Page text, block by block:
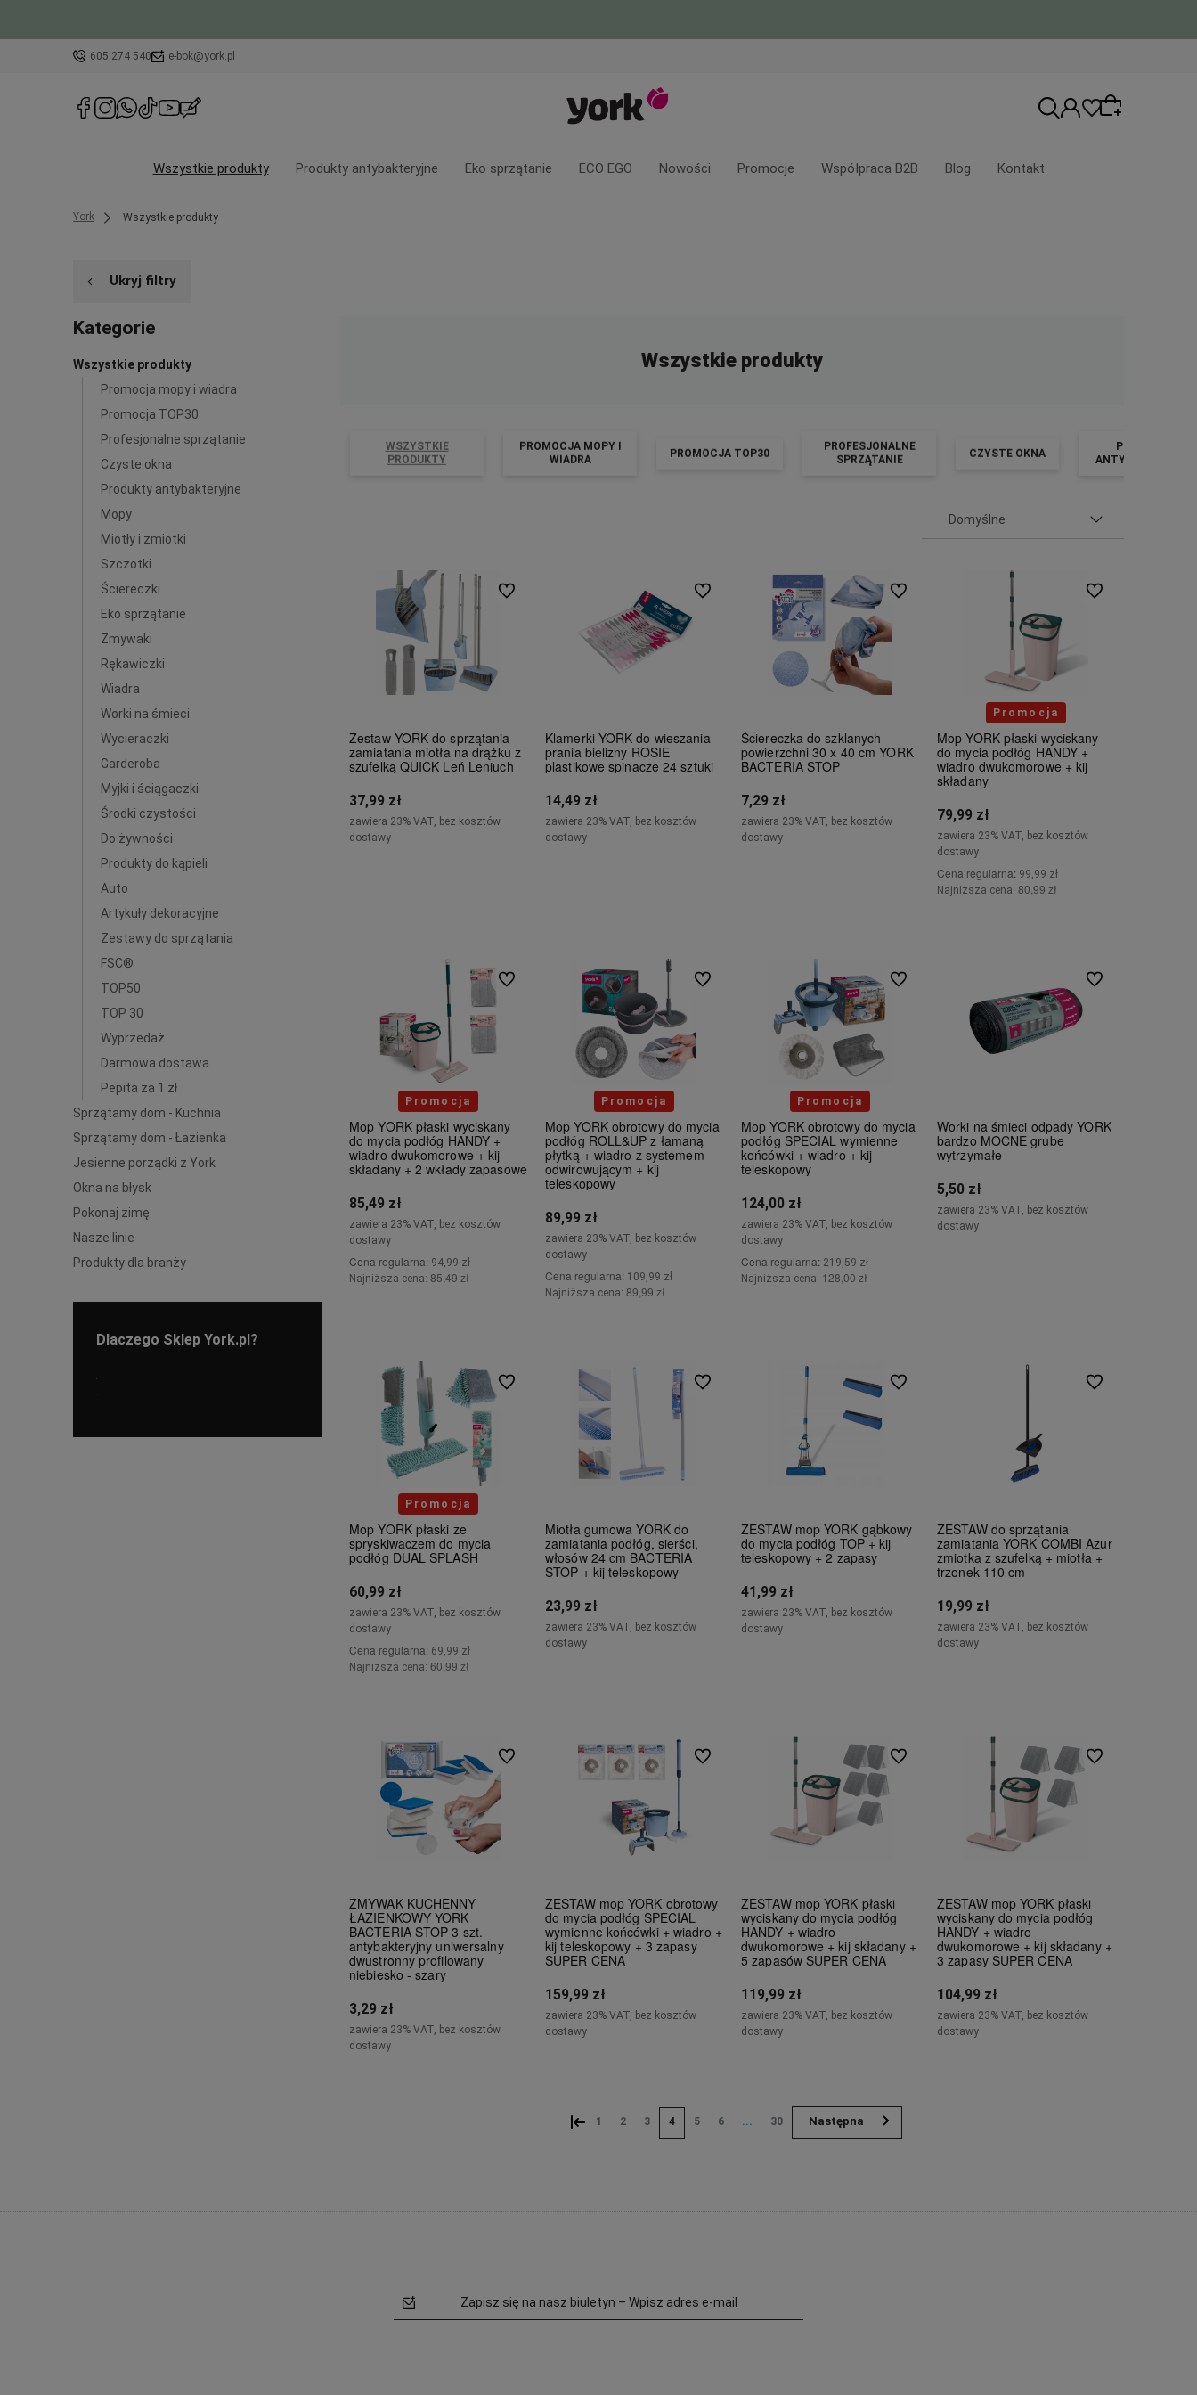
605 274 540 e-bok@york.pl
Wszystkie produkty Produkty antybakteryjne Eko sprzątanie ECO EGO Nowości Promocje Współpraca B2B Blog Kontakt
York Wszystkie produkty
Ukryj filtry
Kategorie
Wszystkie produkty
Promocja mopy i wiadra
Promocja TOP30
Profesjonalne sprzątanie
Czyste okna
Produkty antybakteryjne
Mopy
Miotły i zmiotki
Szczotki
Ściereczki
Eko sprzątanie
Zmywaki
Rękawiczki
Wiadra
Worki na śmieci
Wycieraczki
Garderoba
Myjki i ściągaczki
Środki czystości
Do żywności
Produkty do kąpieli
Auto
Artykuły dekoracyjne
Zestawy do sprzątania
FSC®
TOP50
TOP 30
Wyprzedaż
Darmowa dostawa
Pepita za 1 zł
Sprzątamy dom - Kuchnia
Sprzątamy dom - Łazienka
Jesienne porządki z York
Okna na błysk
Pokonaj zimę
Nasze linie
Produkty dla branży
Dlaczego Sklep York.pl?
Wszystkie produkty
WSZYSTKIE
PRODUKTY
PROMOCJA MOPY I
WIADRA
PROMOCJA TOP30
PROFESJONALNE
SPRZĄTANIE
CZYSTE OKNA
PRODUKTY
ANTYBAKTERYJNE
Zestaw YORK do sprzątania
zamiatania miotła na drążku z
szufelką QUICK Leń Leniuch
37,99 zł
zawiera 23% VAT, bez kosztów
dostawy
Do ulubionych
Klamerki YORK do wieszania
prania bielizny ROSIE
plastikowe spinacze 24 sztuki
14,49 zł
zawiera 23% VAT, bez kosztów
dostawy
Do ulubionych
Ściereczka do szklanych
powierzchni 30 x 40 cm YORK
BACTERIA STOP
7,29 zł
zawiera 23% VAT, bez kosztów
dostawy
Do ulubionych
Promocja
Mop YORK płaski wyciskany
do mycia podłóg HANDY +
wiadro dwukomorowe + kij
składany
79,99 zł
zawiera 23% VAT, bez kosztów
dostawy
Cena regularna: 99,99 zł
Najniższa cena: 80,99 zł
Do ulubionych
Promocja
Mop YORK płaski wyciskany
do mycia podłóg HANDY +
wiadro dwukomorowe + kij
składany + 2 wkłady zapasowe
85,49 zł
zawiera 23% VAT, bez kosztów
dostawy
Cena regularna: 94,99 zł
Najniższa cena: 85,49 zł
Do ulubionych
Promocja
Mop YORK obrotowy do mycia
podłóg ROLL&UP z łamaną
płytką + wiadro z systemem
odwirowującym + kij
teleskopowy
89,99 zł
zawiera 23% VAT, bez kosztów
dostawy
Cena regularna: 109,99 zł
Najniższa cena: 89,99 zł
Do ulubionych
Promocja
Mop YORK obrotowy do mycia
podłóg SPECIAL wymienne
końcówki + wiadro + kij
teleskopowy
124,00 zł
zawiera 23% VAT, bez kosztów
dostawy
Cena regularna: 219,59 zł
Najniższa cena: 128,00 zł
Do ulubionych
Worki na śmieci odpady YORK
bardzo MOCNE grube
wytrzymałe
5,50 zł
zawiera 23% VAT, bez kosztów
dostawy
Do ulubionych
Promocja
Mop YORK płaski ze
spryskiwaczem do mycia
podłóg DUAL SPLASH
60,99 zł
zawiera 23% VAT, bez kosztów
dostawy
Cena regularna: 69,99 zł
Najniższa cena: 60,99 zł
Do ulubionych
Miotła gumowa YORK do
zamiatania podłóg, sierści,
włosów 24 cm BACTERIA
STOP + kij teleskopowy
23,99 zł
zawiera 23% VAT, bez kosztów
dostawy
Do ulubionych
ZESTAW mop YORK gąbkowy
do mycia podłóg TOP + kij
teleskopowy + 2 zapasy
41,99 zł
zawiera 23% VAT, bez kosztów
dostawy
Do ulubionych
ZESTAW do sprzątania
zamiatania YORK COMBI Azur
zmiotka z szufelką + miotła +
trzonek 110 cm
19,99 zł
zawiera 23% VAT, bez kosztów
dostawy
Do ulubionych
ZMYWAK KUCHENNY
ŁAZIENKOWY YORK
BACTERIA STOP 3 szt.
antybakteryjny uniwersalny
dwustronny profilowany
niebiesko - szary
3,29 zł
zawiera 23% VAT, bez kosztów
dostawy
Do ulubionych
ZESTAW mop YORK obrotowy
do mycia podłóg SPECIAL
wymienne końcówki + wiadro +
kij teleskopowy + 3 zapasy
SUPER CENA
159,99 zł
zawiera 23% VAT, bez kosztów
dostawy
Do ulubionych
ZESTAW mop YORK płaski
wyciskany do mycia podłóg
HANDY + wiadro
dwukomorowe + kij składany +
5 zapasów SUPER CENA
119,99 zł
zawiera 23% VAT, bez kosztów
dostawy
Do ulubionych
ZESTAW mop YORK płaski
wyciskany do mycia podłóg
HANDY + wiadro
dwukomorowe + kij składany +
3 zapasy SUPER CENA
104,99 zł
zawiera 23% VAT, bez kosztów
dostawy
Do ulubionych
« 1 2 3 4 5 6 ... 30
Zapisz się na nasz biuletyn – Wpisz adres e-mail